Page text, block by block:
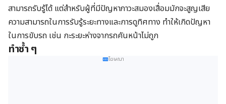
สามารถรับรู้ได้ แต่สำหรับผู้ที่มีปัญหาภาวะสมองเสื่อมมักจะสูญเสีย
ความสามารถในการรับรู้ระยะทางและการดูทิศทาง ทำให้เกิดปัญหา
ในการขับรถ เช่น กะระยะห่างจากรถคันหน้าไม่ถูก
ทำซ้ำ ๆ
โฆษณา